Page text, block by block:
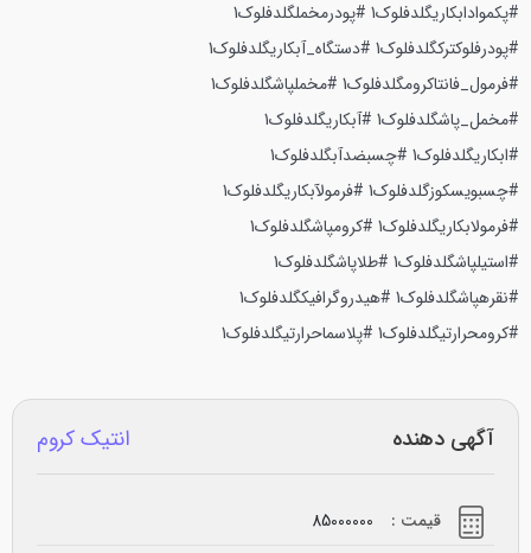
#پکموادابکاریگلدفلوک1 #پودرمخملگلدفلوک1
#پودرفلوکترکگلدفلوک1 #دستگاه_آبکاریگلدفلوک1
#فرمول_فانتاکرومگلدفلوک1 #مخملپاشگلدفلوک1
#مخمل_پاشگلدفلوک1 #آبکاریگلدفلوک1
#ابکاریگلدفلوک1 #چسبضدآبگلدفلوک1
#چسبویسکوزگلدفلوک1 #فرمولآبکاریگلدفلوک1
#فرمولابکاریگلدفلوک1 #کرومپاشگلدفلوک1
#استیلپاشگلدفلوک1 #طلاپاشگلدفلوک1
#نقرهپاشگلدفلوک1 #هیدروگرافیکگلدفلوک1
#کرومحرارتیگلدفلوک1 #پلاسماحرارتیگلدفلوک1
آگهی دهنده انتیک کروم
قیمت :
85000000